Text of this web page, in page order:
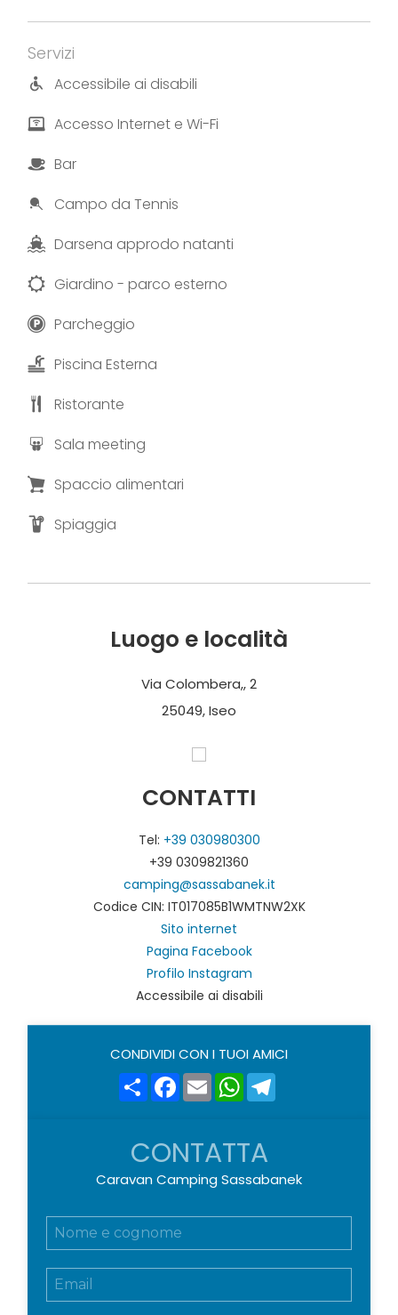
Servizi
Accessibile ai disabili
Accesso Internet e Wi-Fi
Bar
Campo da Tennis
Darsena approdo natanti
Giardino - parco esterno
Parcheggio
Piscina Esterna
Ristorante
Sala meeting
Spaccio alimentari
Spiaggia
Luogo e località
Via Colombera,, 2
25049, Iseo
CONTATTI
Tel: +39 030980300
+39 0309821360
camping@sassabanek.it
Codice CIN: IT017085B1WMTNW2XK
Sito internet
Pagina Facebook
Profilo Instagram
Accessibile ai disabili
CONDIVIDI CON I TUOI AMICI
ShareFacebook
EmailWhatsApp
CONTATTA
Caravan Camping Sassabanek
N
E
m